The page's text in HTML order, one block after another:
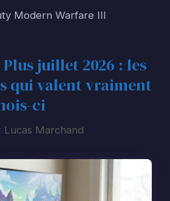
Modern Warfare III
juillet 2026 : les
qui valent vraiment
ci
Lucas Marchand